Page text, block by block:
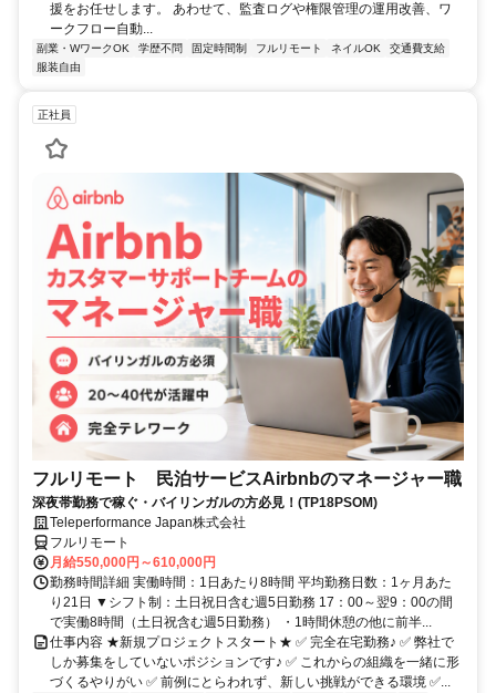
援をお任せします。 あわせて、監査ログや権限管理の運用改善、ワ
ークフロー自動...
副業・WワークOK 学歴不問 固定時間制 フルリモート ネイルOK
交通費支給
服装自由
正社員
フルリモート 民泊サービスAirbnbのマネージャー職
深夜帯勤務で稼ぐ・バイリンガルの方必見！(TP18PSOM)
Teleperformance Japan株式会社
フルリモート
月給550,000円～610,000円
勤務時間詳細 実働時間：1日あたり8時間 平均勤務日数：1ヶ月あた
り21日 ▼シフト制：土日祝日含む週5日勤務 17：00～翌9：00の間
で実働8時間（土日祝含む週5日勤務） ・1時間休憩の他に前半...
仕事内容 ★新規プロジェクトスタート★ ✅ 完全在宅勤務♪ ✅ 弊社で
しか募集をしていないポジションです♪ ✅ これからの組織を一緒に形
づくるやりがい ✅ 前例にとらわれず、新しい挑戦ができる環境 ✅...